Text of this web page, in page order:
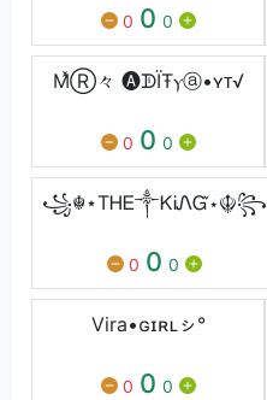
0 0 0
MͯⓇ々 🅐ᗫЇŦⲩⓐ•ʏᴛ√
0 0 0
꧁☬⋆ТᎻᎬ༒ᏦᎥᏁᏳ⋆☬꧂
0 0 0
Vira•ɢɪʀʟㇱ°
0 0 0